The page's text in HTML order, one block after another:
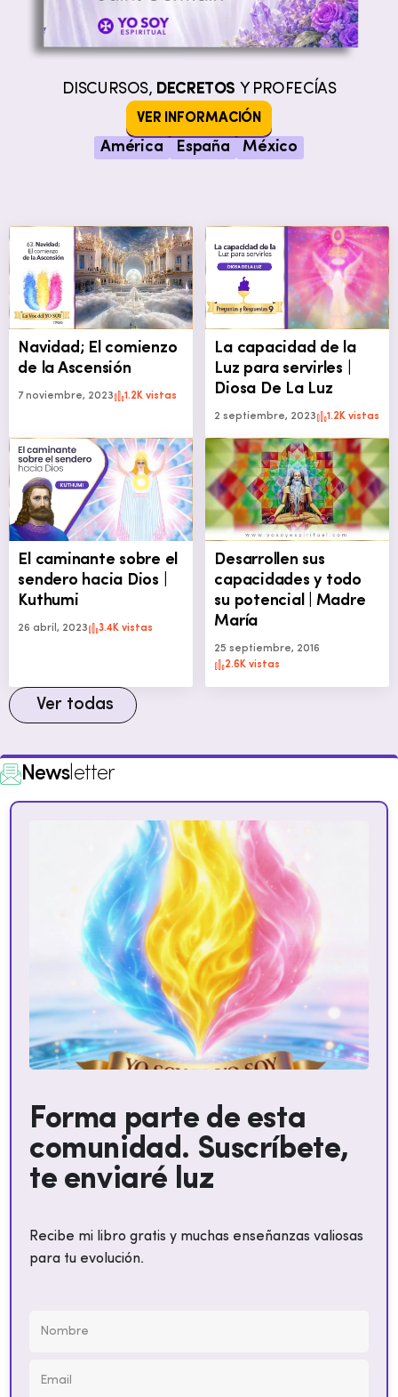
DISCURSOS, DECRETOS Y PROFECÍAS
VER INFORMACIÓN
América España México
Navidad; El comienzo
de la Ascensión
7 noviembre, 2023 1.2K vistas
La capacidad de la
Luz para servirles |
Diosa De La Luz
2 septiembre, 2023 1.2K vistas
El caminante sobre el
sendero hacia Dios |
Kuthumi
26 abril, 2023 3.4K vistas
Desarrollen sus
capacidades y todo
su potencial | Madre
María
25 septiembre, 2016
2.6K vistas
Ver todas
Newsletter
Forma parte de esta
comunidad. Suscríbete,
te enviaré luz
Recibe mi libro gratis y muchas enseñanzas valiosas
para tu evolución.